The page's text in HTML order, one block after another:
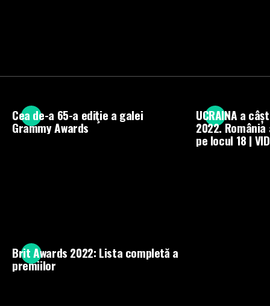
Cea de-a 65-a ediţie a galei
Grammy Awards
UCRAINA a
2022.
pe locul 18 |
Brit Awards 2022: Lista completă a
premiilor